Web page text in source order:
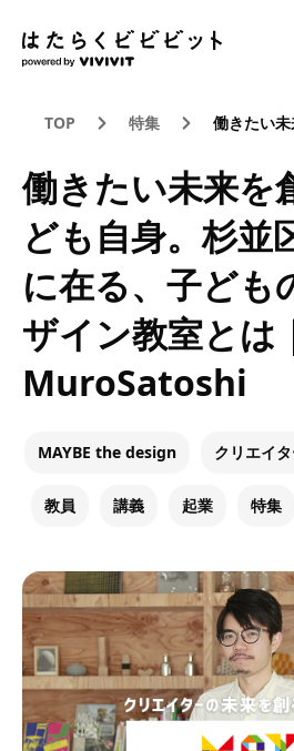
TOP 特集 働きたい未来を創るのは子ども自身。杉
働きたい未来を
ども自身。杉並
に在る、子ども
ザイン教室とは
MuroSatoshi
MAYBE the design クリエイ
教員 講義 起業 特集